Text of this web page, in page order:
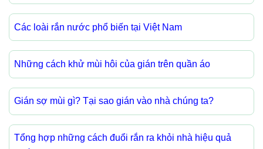
Các loài rắn nước phổ biến tại Việt Nam
Những cách khử mùi hôi của gián trên quần áo
Gián sợ mùi gì? Tại sao gián vào nhà chúng ta?
Tổng hợp những cách đuổi rắn ra khỏi nhà hiệu quả